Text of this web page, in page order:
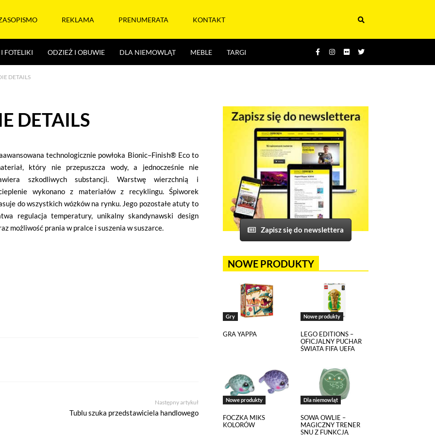
REKLAMA PRENUMERATA KONTAKT
FOTELIKI ODZIEŻ I OBUWIE DLA NIEMOWLĄT MEBLE TARGI
DETAILS
DETAILS
technologicznie powłoka Bionic–Finish® Eco to
który nie przepuszcza wody, a jednocześnie nie
szkodliwych substancji. Warstwę wierzchnią i
wykonano z materiałów z recyklingu. Śpiworek
do wszystkich wózków na rynku. Jego pozostałe atuty to
regulacja temperatury, unikalny skandynawski design
możliwość prania w pralce i suszenia w suszarce.
Następny artykuł
Tublu szuka przedstawiciela handlowego
Zapisz się do newslettera
NOWE PRODUKTY
Gry
GRA YAPPA
Nowe produkty
LEGO EDITIONS –
OFICJALNY PUCHAR
ŚWIATA FIFA UEFA
Nowe produkty
FOCZKA MIKS
KOLORÓW
Dla niemowląt
SOWA OWLIE –
MAGICZNY TRENER
SNU Z FUNKCJĄ